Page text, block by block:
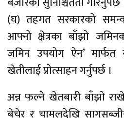
(घ) तहगत सरकारको
आफ्नो क्षेत्रका बाँझो
जमिन उपयोग ऐन’ मार्फत
खेतीलाई प्रोत्साहन गर्नुपर्छ ।
अन्न फल्ने खेतबारी बाँझो